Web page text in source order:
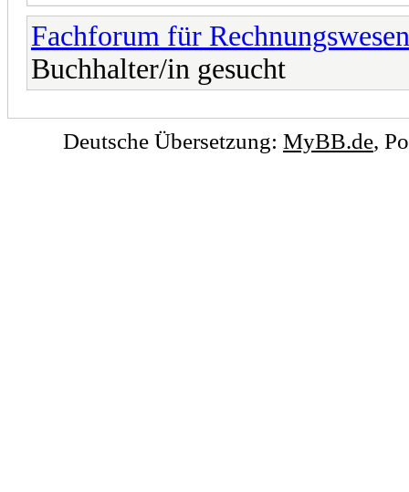
Fachforum für Rechnungswesen
Buchhalter/in gesucht
Deutsche Übersetzung: MyBB.de,